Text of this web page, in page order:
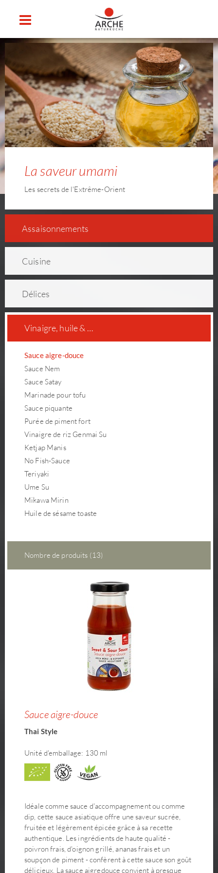
La saveur umami
Les secrets de l'Extrême-Orient
As­sai­son­ne­ments
Cuisine
Délices
Vinaigre, huile & …
Sauce aigre-douce
Sauce Nem
Sauce Satay
Marinade pour tofu
Sauce piquante
Purée de piment fort
Vinaigre de riz Genmai Su
Ketjap Manis
No Fish-Sauce
Teriyaki
Ume Su
Mikawa Mirin
Huile de sésame toaste
Nombre de produits (13)
Sauce aigre-douce
Thai Style
Unité d'emballage: 130 ml
Idéale comme sauce d'accompagnement ou comme
dip, cette sauce asiatique offre une saveur sucrée,
fruitée et légèrement épicée grâce à sa recette
authentique. Les ingrédients de haute qualité -
poivron frais, d'oignon grillé, ananas frais et un
soupçon de piment - confèrent à cette sauce son goût
délicieux. La sauce aigredouce convient à presque